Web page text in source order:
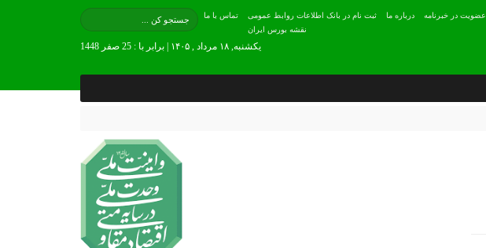
تماس با ما
ثبت نام در بانک اطلاعات روابط عمومی
نقشه بورس ایران
درباره ما عضويت در خبرنامه
یکشنبه, ۱۸ مرداد , ۱۴۰۵ | برابر با : 25 صفر 1448